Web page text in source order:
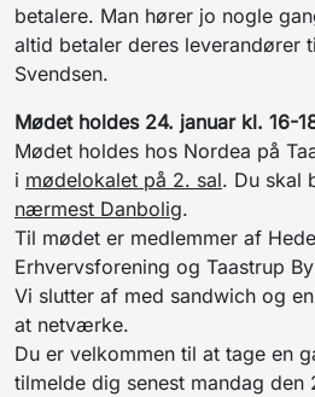
betalere. Man hører jo nogle
altid betaler deres leverandører
Svendsen.
Mødet holdes 24. januar kl. 16-
Mødet holdes hos Nordea på
i mødelokalet på 2. sal. Du skal
nærmest Danbolig.
Til mødet er medlemmer af
Erhvervsforening og Taastrup
Vi slutter af med sandwich og
at netværke.
Du er velkommen til at tage en
tilmelde dig senest mandag den